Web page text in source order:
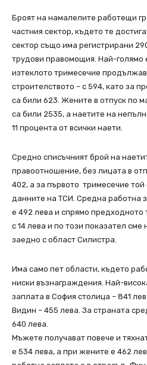
Броят на намалелите работещи
частния сектор, където те
сектор също има регистрирани
трудови правомощия. Най-голямо
изтеклото тримесечие
строителството – с 594, като за
са били 623. Жените в отпуск по
са били 2535, а наетите на
11 процента от всички наети.
Средно списъчният брой на
правоотношение, без лицата в
402, а за първото тримесечие той
данните на ТСИ. Средна работна
е 492 лева и спрямо предходното
с 14 лева и по този показател сме
заедно с област Силистра.
Има само пет области, където
ниски възнаграждения. Най-
заплата в София столица – 841
Видин – 455 лева. За страната
640 лева.
Мъжете получават повече и
е 534 лева, а при жените е 462